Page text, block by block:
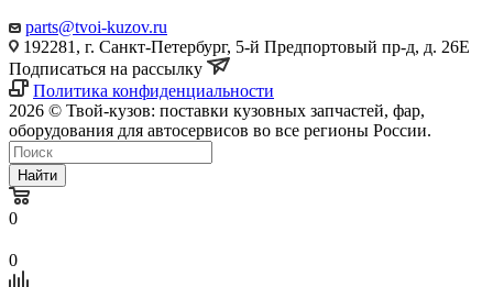
parts@tvoi-kuzov.ru
192281, г. Санкт-Петербург, 5-й Предпортовый пр-д, д. 26Е
Подписаться на рассылку
Политика конфиденциальности
2026 © Твой-кузов: поставки кузовных запчастей, фар,
оборудования для автосервисов во все регионы России.
Найти
0
0